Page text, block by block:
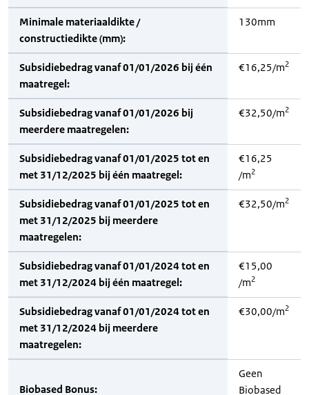
Minimale materiaaldikte /
constructiedikte (mm):
130mm
Subsidiebedrag vanaf 01/01/2026 bij één
maatregel:
€16,25/m2
Subsidiebedrag vanaf 01/01/2026 bij
meerdere maatregelen:
€32,50/m2
Subsidiebedrag vanaf 01/01/2025 tot en
met 31/12/2025 bij één maatregel:
€16,25
/m2
Subsidiebedrag vanaf 01/01/2025 tot en
met 31/12/2025 bij meerdere
maatregelen:
€32,50/m2
Subsidiebedrag vanaf 01/01/2024 tot en
met 31/12/2024 bij één maatregel:
€15,00
/m2
Subsidiebedrag vanaf 01/01/2024 tot en
met 31/12/2024 bij meerdere
maatregelen:
€30,00/m2
Biobased Bonus:
Geen
Biobased